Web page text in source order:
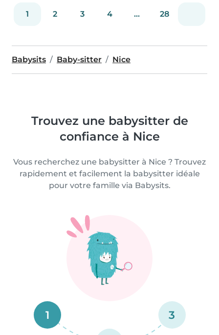
1 2 3 4 ... 28
Babysits Baby-sitter Nice
Trouvez une babysitter de
confiance à Nice
Vous recherchez une babysitter à Nice ? Trouvez
rapidement et facilement la babysitter idéale
pour votre famille via Babysits.
1 3